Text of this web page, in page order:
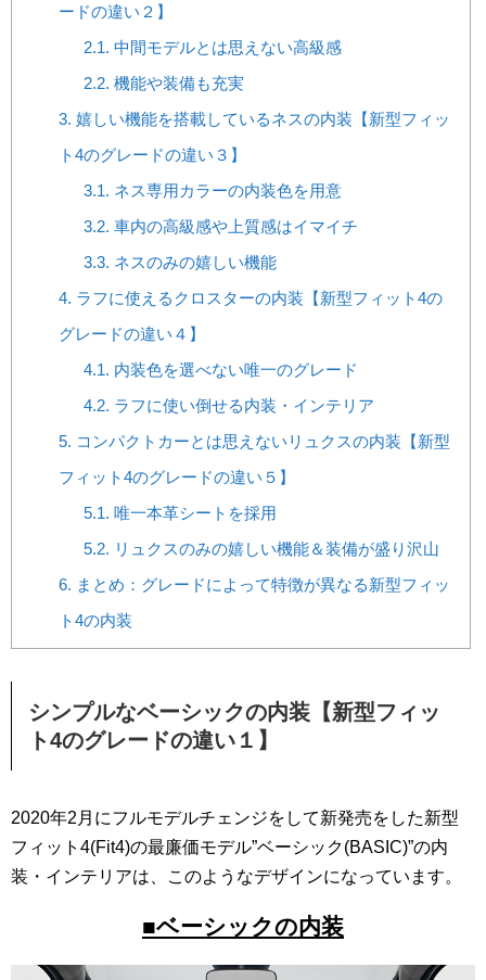
ードの違い２】
2.1. 中間モデルとは思えない高級感
2.2. 機能や装備も充実
3. 嬉しい機能を搭載しているネスの内装【新型フィッ
ト4のグレードの違い３】
3.1. ネス専用カラーの内装色を用意
3.2. 車内の高級感や上質感はイマイチ
3.3. ネスのみの嬉しい機能
4. ラフに使えるクロスターの内装【新型フィット4の
グレードの違い４】
4.1. 内装色を選べない唯一のグレード
4.2. ラフに使い倒せる内装・インテリア
5. コンパクトカーとは思えないリュクスの内装【新型
フィット4のグレードの違い５】
5.1. 唯一本革シートを採用
5.2. リュクスのみの嬉しい機能＆装備が盛り沢山
6. まとめ：グレードによって特徴が異なる新型フィッ
ト4の内装
シンプルなベーシックの内装【新型フィッ
ト4のグレードの違い１】
2020年2月にフルモデルチェンジをして新発売をした新型
フィット4(Fit4)の最廉価モデル”ベーシック(BASIC)”の内
装・インテリアは、このようなデザインになっています。
■ベーシックの内装